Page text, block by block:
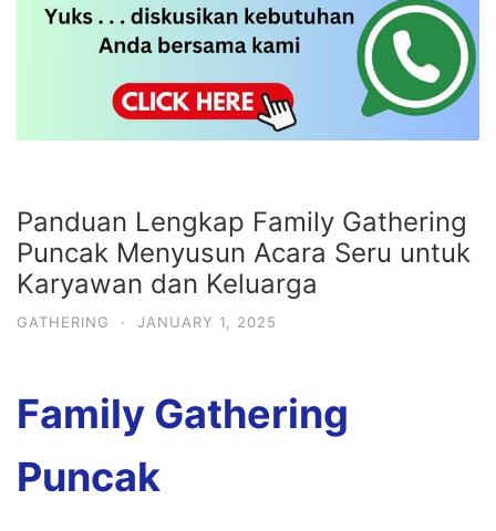
Panduan Lengkap Family Gathering
Puncak Menyusun Acara Seru untuk
Karyawan dan Keluarga
GATHERING · JANUARY 1, 2025
Family Gathering
Puncak